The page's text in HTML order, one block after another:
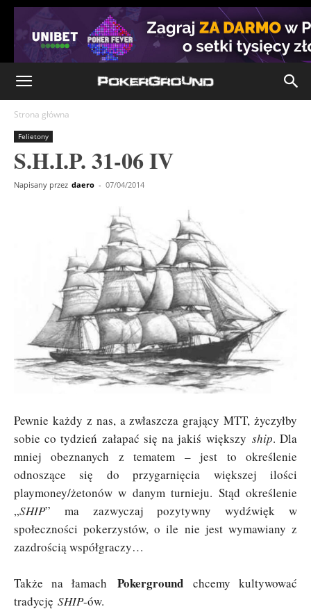
Strona główna
Felietony
S.H.I.P. 31-06 IV
Napisany przez daero - 07/04/2014
Pewnie każdy z nas, a zwłaszcza grający MTT, życzyłby
sobie co tydzień załapać się na jakiś większy ship. Dla
mniej obeznanych z tematem – jest to określenie
odnoszące się do przygarnięcia większej ilości
playmoney/żetonów w danym turnieju. Stąd określenie
„SHIP” ma zazwyczaj pozytywny wydźwięk w
społeczności pokerzystów, o ile nie jest wymawiany z
zazdrością współgraczy…
Także na łamach Pokergroundchcemy kultywować
tradycję SHIP-ów.